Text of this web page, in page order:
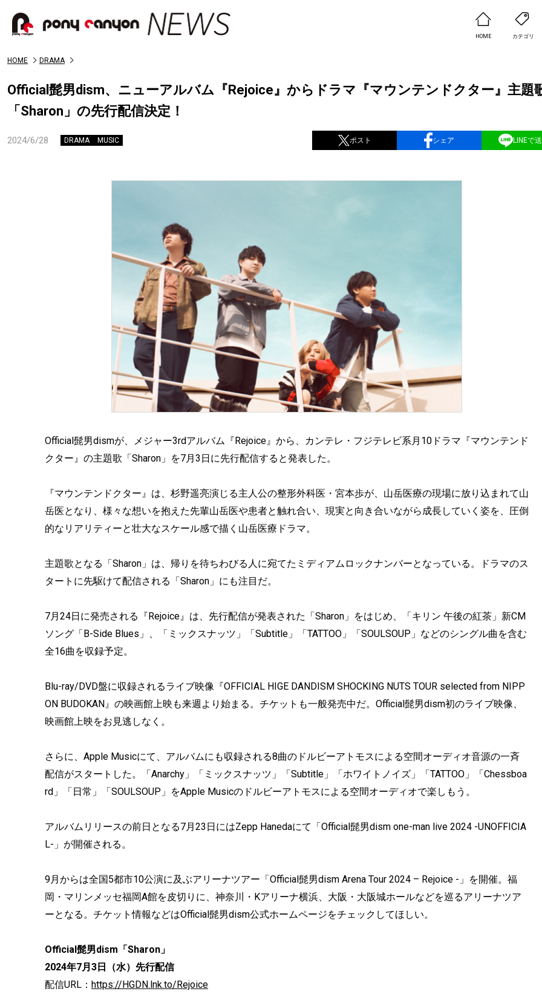
HOME カテゴリ
HOME DRAMA
Official髭男dism、ニューアルバム『Rejoice』からドラマ『マウンテンドクター』主題
「Sharon」の先行配信決定！
2024/6/28 DRAMA MUSIC ポスト シェア LINEで
Official髭男dismが、メジャー3rdアルバム『Rejoice』から、カンテレ・フジテレビ系月10ドラマ『マウンテンド
クター』の主題歌「Sharon」を7月3日に先行配信すると発表した。
『マウンテンドクター』は、杉野遥亮演じる主人公の整形外科医・宮本歩が、山岳医療の現場に放り込まれて山
岳医となり、様々な想いを抱えた先輩山岳医や患者と触れ合い、現実と向き合いながら成長していく姿を、圧倒
的なリアリティーと壮大なスケール感で描く山岳医療ドラマ。
主題歌となる「Sharon」は、帰りを待ちわびる人に宛てたミディアムロックナンバーとなっている。ドラマのス
タートに先駆けて配信される「Sharon」にも注目だ。
7月24日に発売される『Rejoice』は、先行配信が発表された「Sharon」をはじめ、「キリン 午後の紅茶」新CM
ソング「B-Side Blues」、「ミックスナッツ」「Subtitle」「TATTOO」「SOULSOUP」などのシングル曲を含む
全16曲を収録予定。
Blu-ray/DVD盤に収録されるライブ映像『OFFICIAL HIGE DANDISM SHOCKING NUTS TOUR selected from NIPP
ON BUDOKAN』の映画館上映も来週より始まる。チケットも一般発売中だ。Official髭男dism初のライブ映像、
映画館上映をお見逃しなく。
さらに、Apple Musicにて、アルバムにも収録される8曲のドルビーアトモスによる空間オーディオ音源の一斉
配信がスタートした。「Anarchy」「ミックスナッツ」「Subtitle」「ホワイトノイズ」「TATTOO」「Chessboa
rd」「日常」「SOULSOUP」をApple Musicのドルビーアトモスによる空間オーディオで楽しもう。
アルバムリリースの前日となる7月23日にはZepp Hanedaにて「Official髭男dism one-man live 2024 -UNOFFICIA
L-」が開催される。
9月からは全国5都市10公演に及ぶアリーナツアー「Official髭男dism Arena Tour 2024 – Rejoice -」を開催。福
岡・マリンメッセ福岡A館を皮切りに、神奈川・Kアリーナ横浜、大阪・大阪城ホールなどを巡るアリーナツア
ーとなる。チケット情報などはOfficial髭男dism公式ホームページをチェックしてほしい。
Official髭男dism「Sharon」
2024年7月3日（水）先行配信
配信URL： https://HGDN.lnk.to/Rejoice